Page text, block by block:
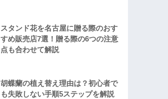
スタンド花を名古屋に贈る際のおす
すめ販売店7選！贈る際の6つの注意
点も合わせて解説
胡蝶蘭の植え替え理由は？初心者で
も失敗しない手順5ステップを解説